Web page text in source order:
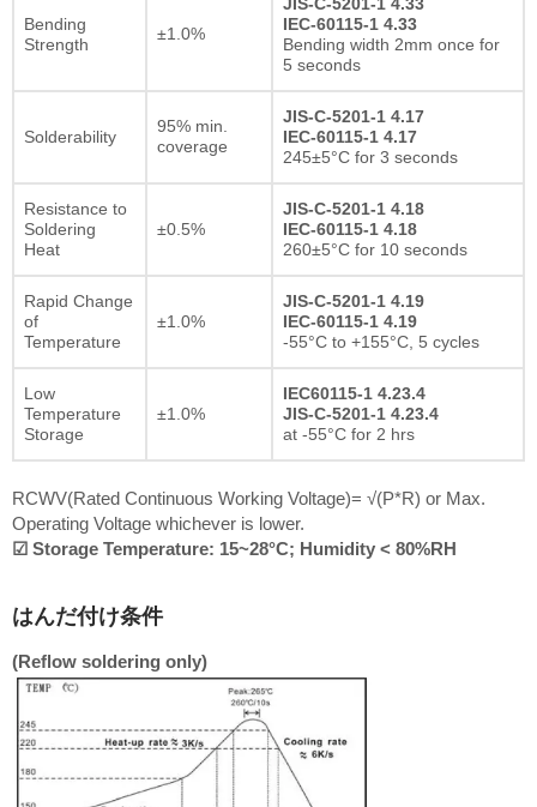
Bending
Strength
±1.0%
IEC-60115-1 4.33
Bending width 2mm once for
5 seconds
Solderability
95% min.
coverage
JIS-C-5201-1 4.17
IEC-60115-1 4.17
245±5°C for 3 seconds
Resistance to
Soldering
Heat
±0.5%
JIS-C-5201-1 4.18
IEC-60115-1 4.18
260±5°C for 10 seconds
Rapid Change
of
Temperature
±1.0%
JIS-C-5201-1 4.19
IEC-60115-1 4.19
-55°C to +155°C, 5 cycles
Low
Temperature
Storage
±1.0%
IEC60115-1 4.23.4
JIS-C-5201-1 4.23.4
at -55°C for 2 hrs
RCWV(Rated Continuous Working Voltage)= √(P*R) or Max.
Operating Voltage whichever is lower.
☑ Storage Temperature: 15~28°C; Humidity < 80%RH
はんだ付け条件
(Reflow soldering only)